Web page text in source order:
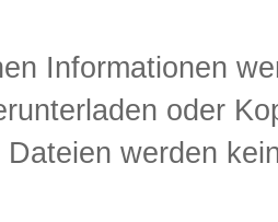
Informationen
oder
Dateien werden